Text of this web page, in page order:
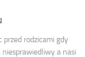
rodzicami gdy
a nasi